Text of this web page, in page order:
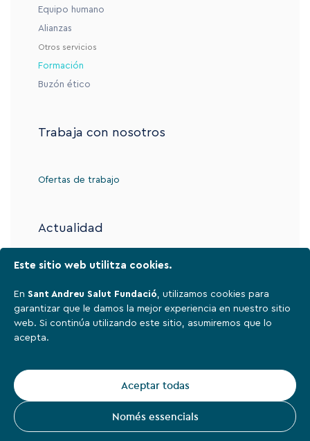
Este sitio web utilitza cookies.
En Sant Andreu Salut Fundació, utilizamos cookies para
garantizar que le damos la mejor experiencia en nuestro sitio
web. Si continúa utilizando este sitio, asumiremos que lo
acepta.
Aceptar todas
Només essencials
Equipo humano
Alianzas
Otros servicios
Formación
Buzón ético
Trabaja con nosotros
Ofertas de trabajo
Actualidad
Aviso legal
Sant Andreu Salut Fundació, 2026
Instagram
FacebookLinkedinYoutube